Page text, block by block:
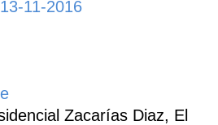
11-2016
Zacarías Diaz, El